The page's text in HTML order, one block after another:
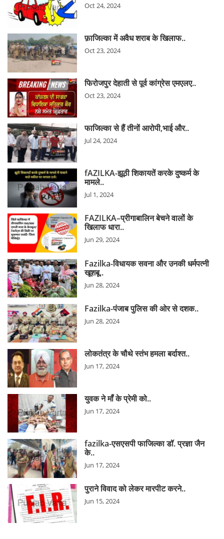
Oct 24, 2024
फ़ाजिल्का में अवैध शराब के खिलाफ..
Oct 23, 2024
फिरोजपुर देहाती से पूर्व कांग्रेस एमएलए..
Oct 23, 2024
फाजिल्का से हैं तीनों आरोपी,भाई और..
Jul 24, 2024
fAZILKA-झूठी शिकायतें करके दुष्कर्म के
मामले..
Jul 1, 2024
FAZILKA–प्रीगाबालिन बेचने वालों के
खिलाफ धारा..
Jun 29, 2024
Fazilka-विधायक सवना और उनकी धर्मपत्नी
खूशबू..
Jun 28, 2024
Fazilka-पंजाब पुलिस की ओर से दशक..
Jun 28, 2024
लोकतंत्र के चौथे स्तंभ हमला बर्दाश्त..
Jun 17, 2024
युवक ने मॉंं के प्रेमी को..
Jun 17, 2024
fazilka-एसएसपी फाजिल्का डॉ. प्रज्ञा जैन
के..
Jun 17, 2024
पुराने विवाद को लेकर मारपीट करने..
Jun 15, 2024